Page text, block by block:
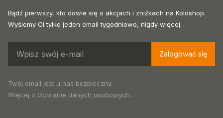
Bądź pierwszy, kto dowie się o akcjach i zniżkach na Koloshop.
Wyślemy Ci tylko jeden email tygodniowo, nigdy więcej.
Zalogować się
Twój email jest u nas bezpieczny.
Więcej o Ochranie danych osobowych.